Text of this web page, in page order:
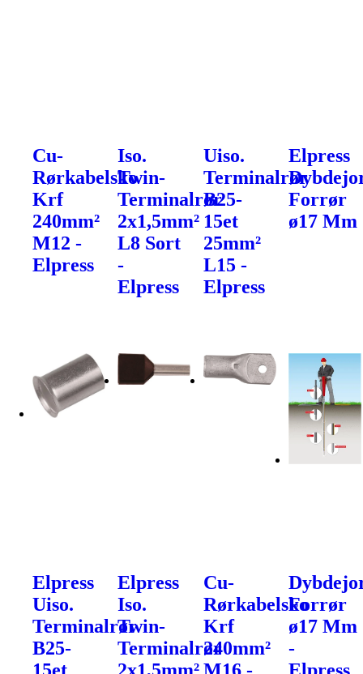
Cu-
Rørkabelsko
Krf
240mm²
M12 -
Elpress
Iso.
Twin-
Terminalrør
2x1,5mm²
L8 Sort
-
Elpress
Uiso.
Terminalrør
B25-
15et
25mm²
L15 -
Elpress
Elpress
Forrør
ø17 Mm
Elpress
Uiso.
Terminalrør
B25-
15et
Elpress
Iso.
Twin-
Terminalrør
2x1,5mm²
Cu-
Rørkabelsko
Krf
240mm²
M16 -
Forrør
ø17 Mm
-
Elpress